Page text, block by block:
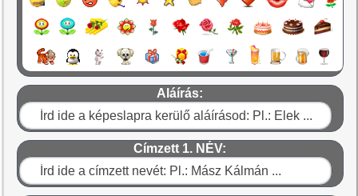
Aláírás:
Címzett 1. NÉV: